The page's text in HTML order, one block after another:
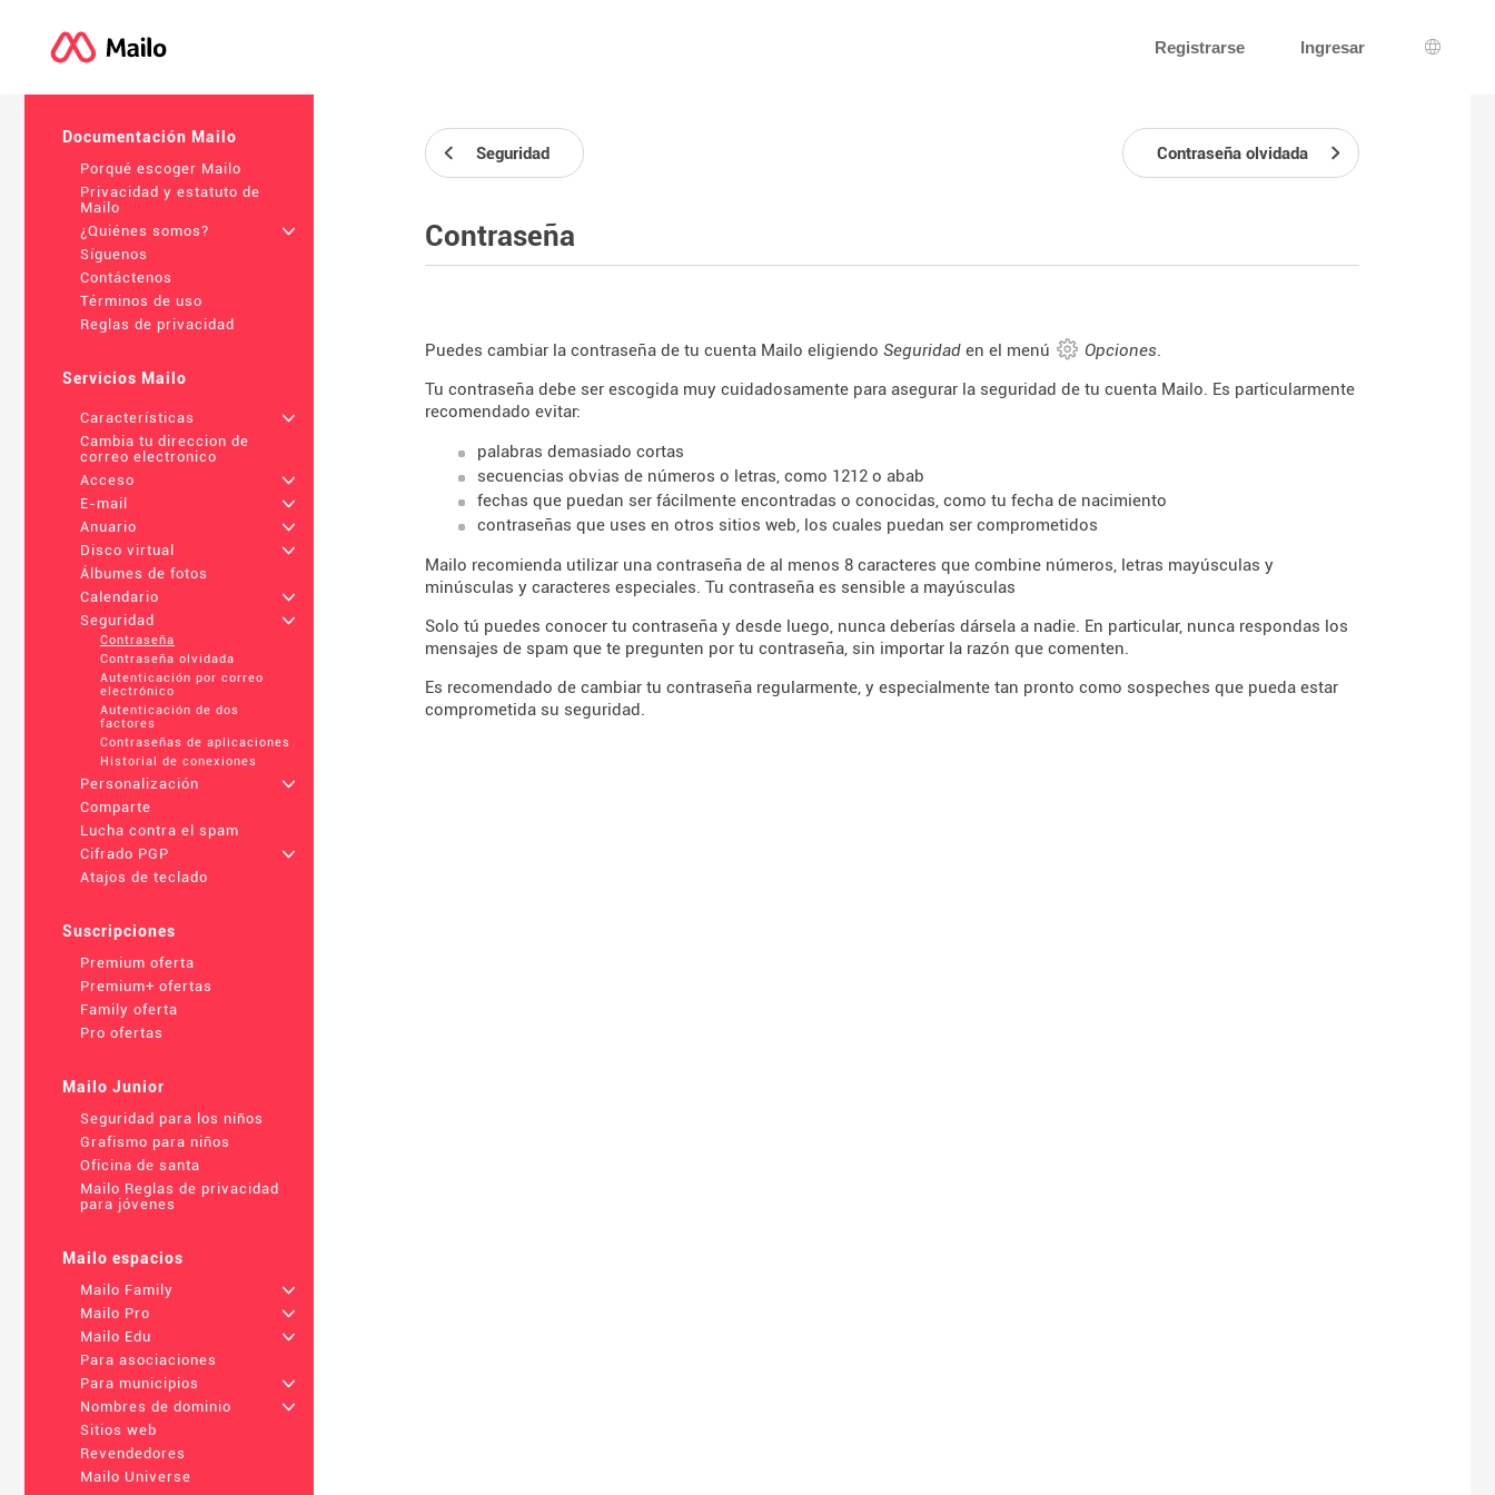
Registrarse Ingresar
Documentación Mailo
Porqué escoger Mailo
Privacidad y estatuto de
Mailo
¿Quiénes somos?
+
Síguenos
Contáctenos
Términos de uso
Reglas de privacidad
Servicios Mailo
Características
+
Cambia tu direccion de
correo electronico
Acceso
+
E-mail
+
Anuario
+
Disco virtual
+
Álbumes de fotos
Calendario
+
Seguridad
+
Contraseña
Contraseña olvidada
Autenticación por correo
electrónico
Autenticación de dos
factores
Contraseñas de aplicaciones
Historial de conexiones
Personalización
+
Comparte
Lucha contra el spam
Cifrado PGP
+
Atajos de teclado
Suscripciones
Premium oferta
Premium+ ofertas
Family oferta
Pro ofertas
Mailo Junior
Seguridad para los niños
Grafismo para niños
Oficina de santa
Mailo Reglas de privacidad
para jóvenes
Mailo espacios
Mailo Family
+
Mailo Pro
+
Mailo Edu
+
Para asociaciones
Para municipios
+
Nombres de dominio
+
Sitios web
Revendedores
Mailo Universe
Seguridad Contraseña olvidada
Contraseña
Puedes cambiar la contraseña de tu cuenta Mailo eligiendo Seguridad en el menú Opciones.
Tu contraseña debe ser escogida muy cuidadosamente para asegurar la seguridad de tu cuenta Mailo. Es particularmente
recomendado evitar:
palabras demasiado cortas
secuencias obvias de números o letras, como 1212 o abab
fechas que puedan ser fácilmente encontradas o conocidas, como tu fecha de nacimiento
contraseñas que uses en otros sitios web, los cuales puedan ser comprometidos
Mailo recomienda utilizar una contraseña de al menos 8 caracteres que combine números, letras mayúsculas y
minúsculas y caracteres especiales. Tu contraseña es sensible a mayúsculas
Solo tú puedes conocer tu contraseña y desde luego, nunca deberías dársela a nadie. En particular, nunca respondas los
mensajes de spam que te pregunten por tu contraseña, sin importar la razón que comenten.
Es recomendado de cambiar tu contraseña regularmente, y especialmente tan pronto como sospeches que pueda estar
comprometida su seguridad.